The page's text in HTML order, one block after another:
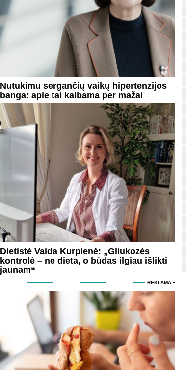
Nutukimu sergančių vaikų hipertenzijos
banga: apie tai kalbama per mažai
Dietistė Vaida Kurpienė: „Gliukozės
kontrolė – ne dieta, o būdas ilgiau išlikti
jaunam“
REKLAMA